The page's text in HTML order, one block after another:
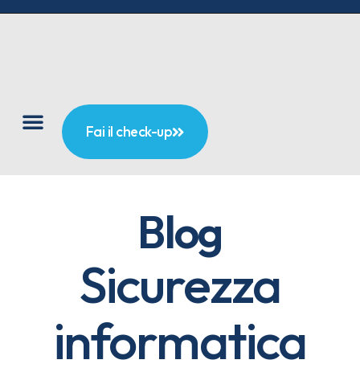
Fai il check-up
Blog
Sicurezza
informatica